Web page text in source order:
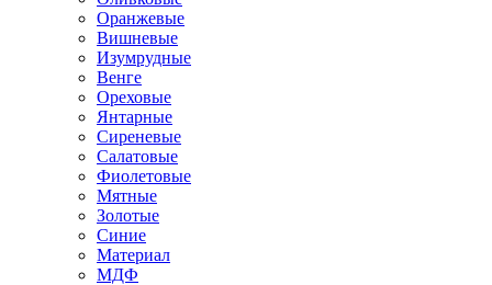
Оранжевые
Вишневые
Изумрудные
Венге
Ореховые
Янтарные
Сиреневые
Салатовые
Фиолетовые
Мятные
Золотые
Синие
Материал
МДФ